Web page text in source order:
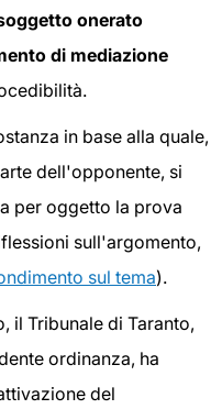
onerato
di mediazione
in base alla quale,
dell'opponente, si
per oggetto la prova
sull'argomento,
sul tema).
il Tribunale di Taranto,
ordinanza, ha
del